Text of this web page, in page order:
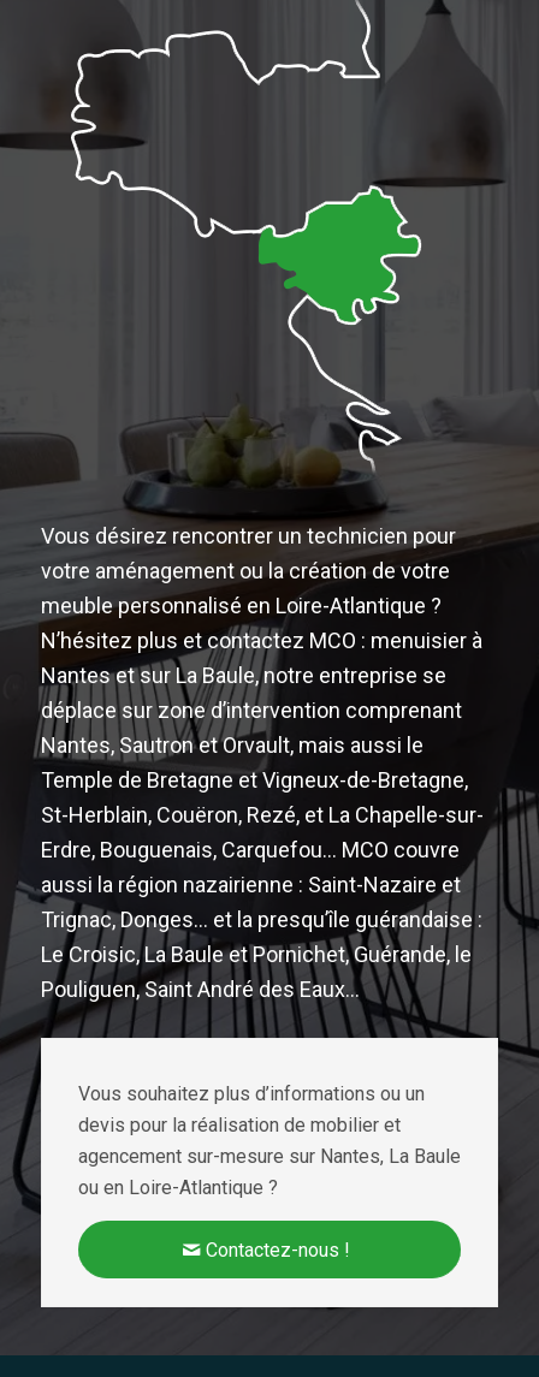
Vous désirez rencontrer un technicien pour
votre aménagement ou la création de votre
meuble personnalisé en Loire-Atlantique ?
N’hésitez plus et contactez MCO : menuisier à
Nantes et sur La Baule, notre entreprise se
déplace sur zone d’intervention comprenant
Nantes, Sautron et Orvault, mais aussi le
Temple de Bretagne et Vigneux-de-Bretagne,
St-Herblain, Couëron, Rezé, et La Chapelle-sur-
Erdre, Bouguenais, Carquefou… MCO couvre
aussi la région nazairienne : Saint-Nazaire et
Trignac, Donges… et la presqu’île guérandaise :
Le Croisic, La Baule et Pornichet, Guérande, le
Pouliguen, Saint André des Eaux…
Vous souhaitez plus d’informations ou un
devis pour la réalisation de mobilier et
agencement sur-mesure sur Nantes, La Baule
ou en Loire-Atlantique ?
Contactez-nous !